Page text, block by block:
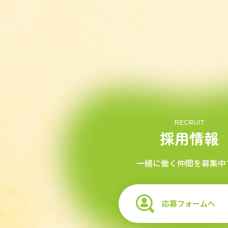
RECRUIT
採用情報
一緒に働く仲間を募集
応募フォームへ